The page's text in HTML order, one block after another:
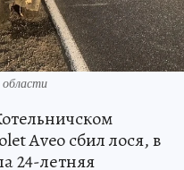
Aveo сбил лося, в
24-летняя